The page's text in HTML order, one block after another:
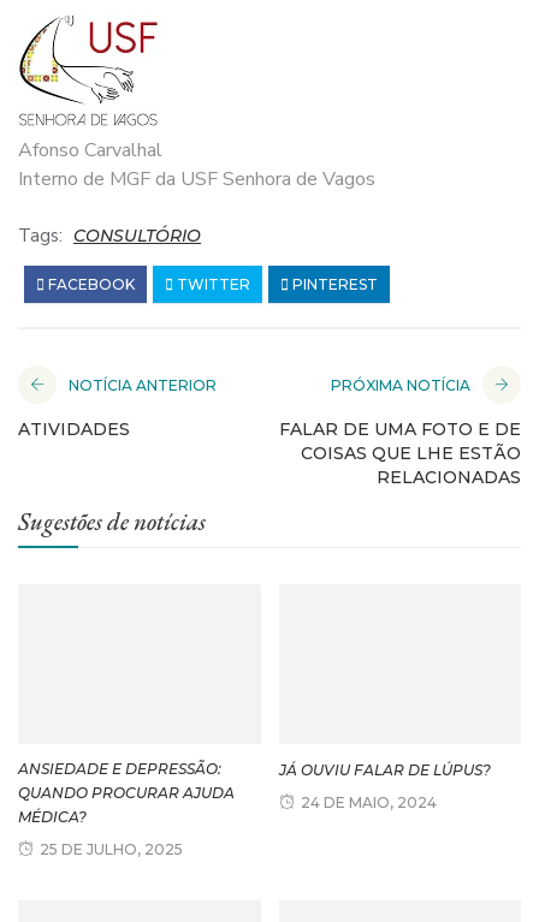
Afonso Carvalhal
Interno de MGF da USF Senhora de Vagos
Tags: CONSULTÓRIO
FACEBOOK TWITTER PINTEREST
NOTÍCIA ANTERIOR
ATIVIDADES
PRÓXIMA NOTÍCIA
FALAR DE UMA FOTO E DE
COISAS QUE LHE ESTÃO
RELACIONADAS
Sugestões de notícias
ANSIEDADE E DEPRESSÃO:
QUANDO PROCURAR AJUDA
MÉDICA?
25 DE JULHO, 2025
JÁ OUVIU FALAR DE LÚPUS?
24 DE MAIO, 2024